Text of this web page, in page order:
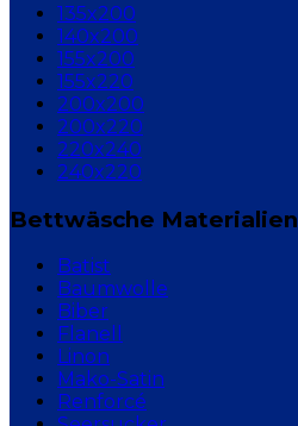
135x200
140x200
155x200
155x220
200x200
200x220
220x240
240x220
Bettwäsche Materialien
Batist
Baumwolle
Biber
Flanell
Linon
Mako-Satin
Renforcé